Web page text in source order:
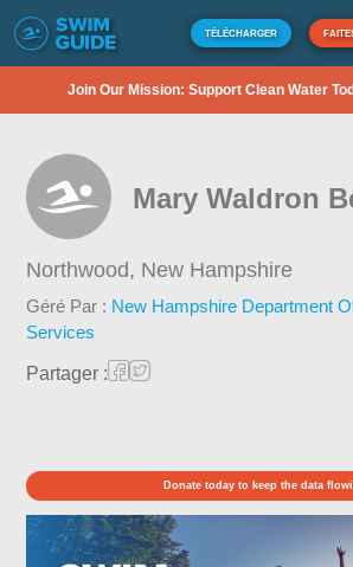
TÉLÉCHARGER
Join Our Mission: Support Clean Water
Mary Waldron
Northwood, New Hampshire
Géré Par : New Hampshire Department
Services
Partager :
Donate today to keep the data